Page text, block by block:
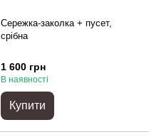
Сережка-заколка + пусет,
срібна
1 600 грн
В наявності
Купити